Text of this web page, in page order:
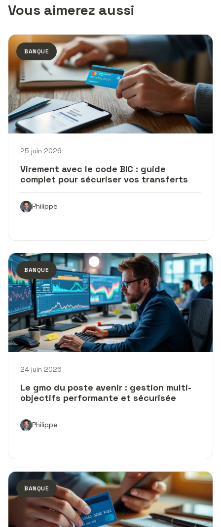
Vous aimerez aussi
BANQUE
25 juin 2026
Virement avec le code BIC : guide
complet pour sécuriser vos transferts
Philippe
BANQUE
24 juin 2026
Le gmo du poste avenir : gestion multi-
objectifs performante et sécurisée
Philippe
BANQUE